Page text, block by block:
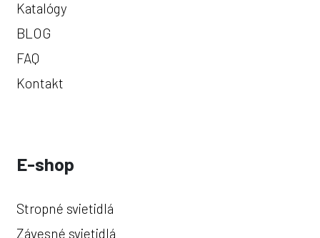
Katalógy
BLOG
FAQ
Kontakt
E-shop
Stropné svietidlá
Závesné svietidlá